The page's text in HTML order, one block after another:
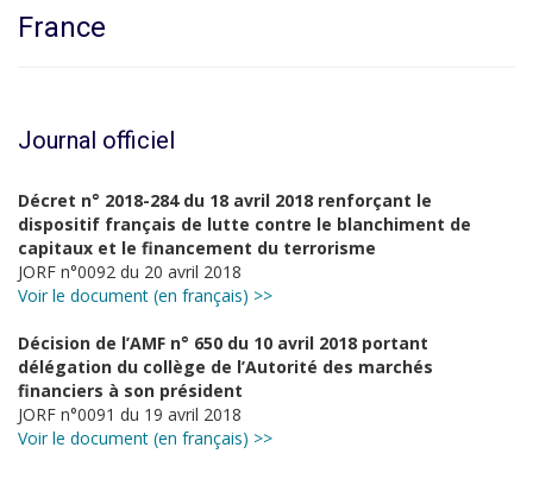
France
Journal officiel
Décret n° 2018-284 du 18 avril 2018 renforçant le
dispositif français de lutte contre le blanchiment de
capitaux et le financement du terrorisme
JORF n°0092 du 20 avril 2018
Voir le document (en français) >>
Décision de l’AMF n° 650 du 10 avril 2018 portant
délégation du collège de l’Autorité des marchés
financiers à son président
JORF n°0091 du 19 avril 2018
Voir le document (en français) >>